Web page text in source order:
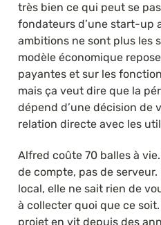
très bien ce qui peut se
fondateurs d’une start-up
ambitions ne sont plus les
modèle économique
payantes et sur les
mais ça veut dire que la
dépend d’une décision de
relation directe avec les
Alfred coûte 70 balles à
de compte, pas de
local, elle ne sait rien de
à collecter quoi que ce
projet en vit depuis des